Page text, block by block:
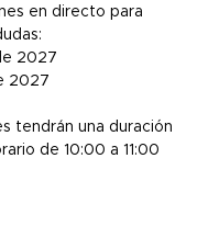
en directo para
2027
2027
tendrán una duración
de 10:00 a 11:00